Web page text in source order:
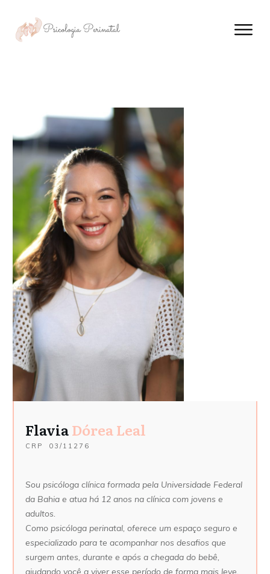
FlaviaDórea Leal
CRP 03/11276
Sou psicóloga clínica formada pela Universidade Federal
da Bahia e atua há 12 anos na clínica com jovens e
adultos.
Como psicóloga perinatal, oferece um espaço seguro e
especializado para te acompanhar nos desafios que
surgem antes, durante e após a chegada do bebê,
ajudando você a viver esse período de forma mais leve,